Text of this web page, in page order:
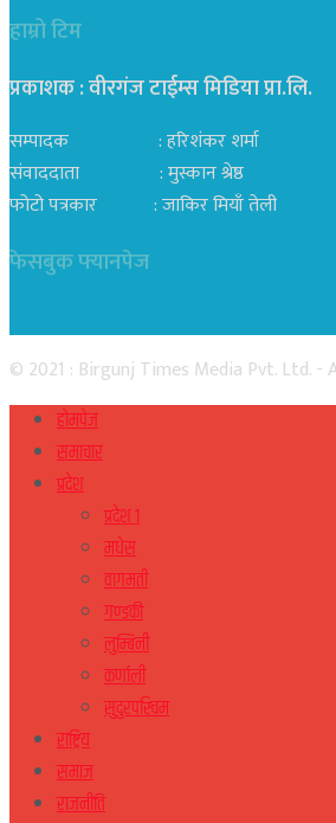
हाम्रो टिम
प्रकाशक : वीरगंज टाईम्स मिडिया प्रा‍.लि.
सम्पादक : हरिशंकर शर्मा
संवाददाता : मुस्कान श्रेष्ठ
फोटो पत्रकार : जाकिर मियाँ तेली
फेसबुक फ्यानपेज
© 2021 : Birgunj Times Media Pvt. Ltd. -
होमपेज
समाचार
प्रदेश
प्रदेश १
मधेस
वागमती
गण्डकी
लुम्बिनी
कर्णाली
सुदुरपस्चिम
राष्ट्रिय
समाज
राजनीति